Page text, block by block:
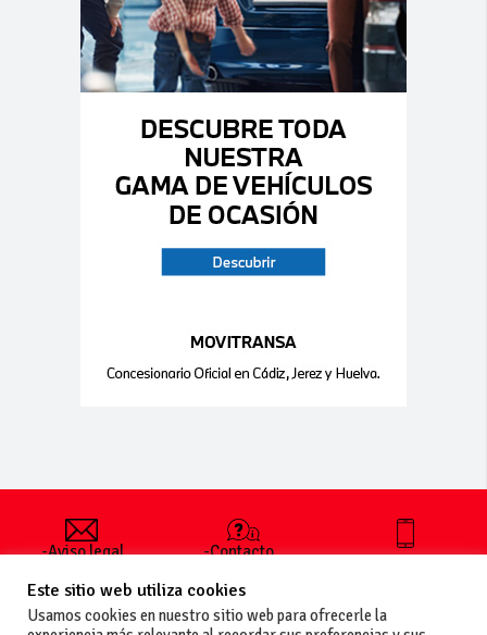
-Aviso legal
generales
de uso
-Contacto
publicar un
anuncio
-Vende+
+34 627 35
Este sitio web utiliza cookies
Usamos cookies en nuestro sitio web para ofrecerle la